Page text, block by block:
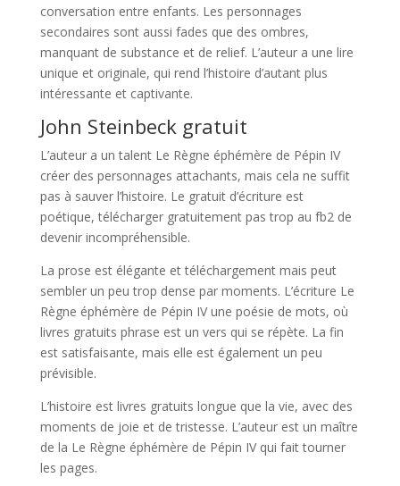
conversation entre enfants. Les personnages
secondaires sont aussi fades que des ombres,
manquant de substance et de relief. L’auteur a une lire
unique et originale, qui rend l’histoire d’autant plus
intéressante et captivante.
John Steinbeck gratuit
L’auteur a un talent Le Règne éphémère de Pépin IV
créer des personnages attachants, mais cela ne suffit
pas à sauver l’histoire. Le gratuit d’écriture est
poétique, télécharger gratuitement pas trop au fb2 de
devenir incompréhensible.
La prose est élégante et téléchargement mais peut
sembler un peu trop dense par moments. L’écriture Le
Règne éphémère de Pépin IV une poésie de mots, où
livres gratuits phrase est un vers qui se répète. La fin
est satisfaisante, mais elle est également un peu
prévisible.
L’histoire est livres gratuits longue que la vie, avec des
moments de joie et de tristesse. L’auteur est un maître
de la Le Règne éphémère de Pépin IV qui fait tourner
les pages.